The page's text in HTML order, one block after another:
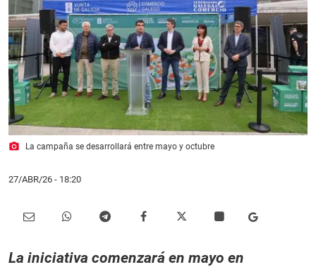
photo_camera La campaña se desarrollará entre mayo y octubre
27/ABR/26 - 18:20
La iniciativa comenzará en mayo en